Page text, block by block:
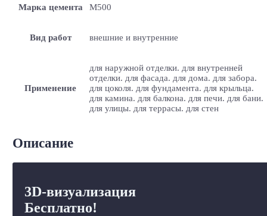
Марка цемента M500
Вид работ внешние и внутренние
Применение
для наружной отделки. для внутренней
отделки. для фасада. для дома. для забора.
для цоколя. для фундамента. для крыльца.
для камина. для балкона. для печи. для бани.
для улицы. для террасы. для стен
Описание
3D-визуализация
Бесплатно!